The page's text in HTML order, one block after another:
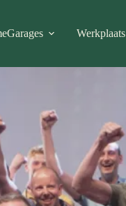
Garages Werkplaats